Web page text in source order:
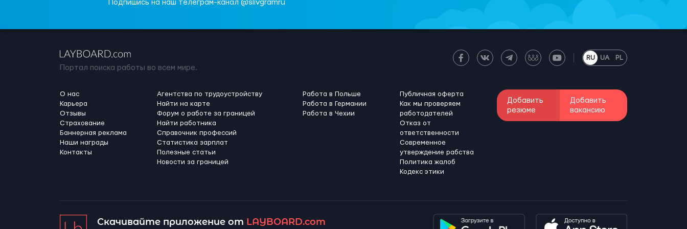
Подпишись на наш телеграм-канал @slivgramru
Портал поиска работы во всем мире.
RU UA PL
О нас
Карьера
Отзывы
Страхование
Баннерная реклама
Наши награды
Контакты
Агентства по трудоустройству
Найти на карте
Форум о работе за границей
Найти работника
Справочник профессий
Статистика зарплат
Полезные статьи
Новости за границей
Работа в Польше
Работа в Германии
Работа в Чехии
Публичная оферта
Как мы проверяем
работодателей
Отказ от
ответственности
Современное
утверждение рабства
Политика жалоб
Кодекс этики
Добавить
резюме
Добавить
вакансию
Скачивайте приложение от LAYBOARD.com